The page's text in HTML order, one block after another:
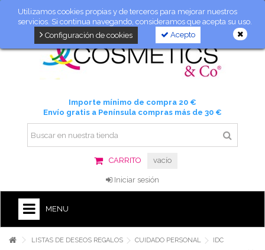
Utilizamos cookies propias y de terceros para mejorar nuestros
servicios. Si continua navegando, consideramos que acepta su uso.
Acepto
Configuración de cookies
Importe mínimo de compra 20 €
Envío gratis a Península compras más de 30 €
CARRITO vacío
Iniciar sesión
MENU
LISTAS DE DESEOS REGALOS CUIDADO PERSONAL
IDC